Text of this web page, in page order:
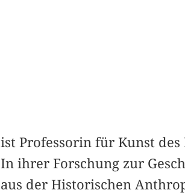
ist Professorin für Kunst
In ihrer Forschung zur
aus der Historischen